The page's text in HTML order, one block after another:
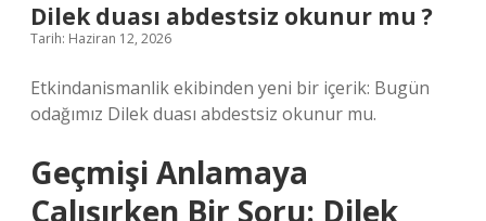
Dilek duası abdestsiz okunur mu ?
Tarih: Haziran 12, 2026
Etkindanismanlik ekibinden yeni bir içerik: Bugün
odağımız Dilek duası abdestsiz okunur mu.
Geçmişi Anlamaya
Çalışırken Bir Soru: Dilek